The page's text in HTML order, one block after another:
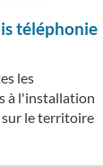
téléphonie
les
à l'installation
le territoire